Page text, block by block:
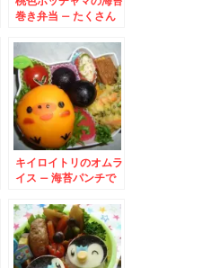
巻き弁当 – たくさん
キイロイトリのオムラ
イス – 海苔パンチで